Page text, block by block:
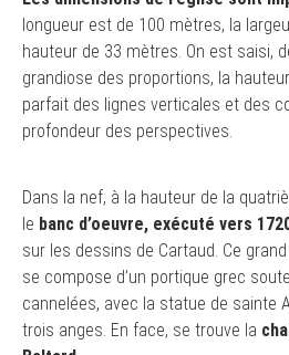
longueur est de 100 mètres, la
hauteur de 33 mètres. On est saisi,
grandiose des proportions, la
parfait des lignes verticales et des
profondeur des perspectives.
Dans la nef, à la hauteur de la
le banc d’oeuvre, exécuté vers
sur les dessins de Cartaud. Ce
se compose d’un portique grec
cannelées, avec la statue de sainte
trois anges. En face, se trouve la